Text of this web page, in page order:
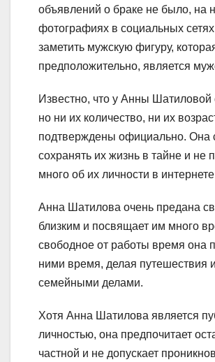
объявлений о браке не было, на
фотографиях в социальных
заметить мужскую фигуру,
предположительно, является
Известно, что у Анны Шатиловой
но ни их количество, ни их
подтверждены официально. Она
сохранять их жизнь в тайне и не
много об их личности в
Анна Шатилова очень предана
близким и посвящает им много
свободное от работы время она
ними время, делая путешествия
семейными делами.
Хотя Анна Шатилова является
личностью, она предпочитает
частной и не допускает